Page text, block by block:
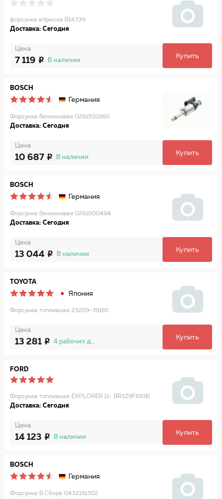
форсунка впрыска B14339
Доставка: Сегодня
Цена
7 119 В наличии
Купить
BOSCH
Германия
Форсунка бензиновая 0261500160
Доставка: Сегодня
Цена
10 687 В наличии
Купить
BOSCH
Германия
Форсунка бензиновая 0261500494
Доставка: Сегодня
Цена
13 044 В наличии
Купить
TOYOTA
Япония
Форсунка топливная 23209-39165
Цена
13 281 4 рабочих дня
Купить
FORD
Форсунка топливная EXPLORER 11- BR3Z9F593B
Доставка: Сегодня
Цена
14 123 В наличии
Купить
BOSCH
Германия
Форсунка В Сборе 0432191302